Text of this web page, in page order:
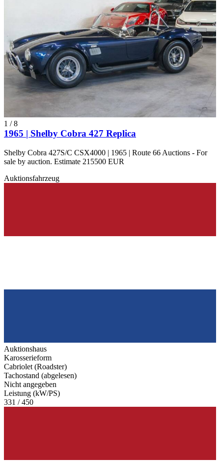
1 /8
1965 | Shelby Cobra 427 Replica
Shelby Cobra 427S/C CSX4000 | 1965 | Route 66 Auctions - For
sale by auction. Estimate 215500 EUR
Auktionsfahrzeug
Auktionshaus
Karosserieform
Cabriolet (Roadster)
Tachostand (abgelesen)
Nicht angegeben
Leistung (kW/PS)
331 / 450